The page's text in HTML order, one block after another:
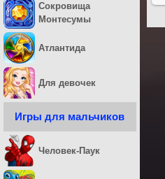
Сокровища
Монтесумы
Атлантида
Для девочек
Игры для мальчиков
Человек-Паук